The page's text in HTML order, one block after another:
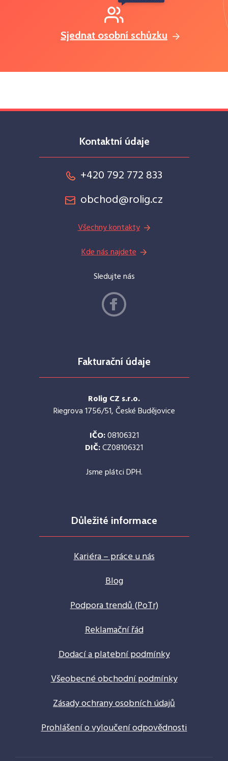
Sjednat osobní schůzku
Kontaktní údaje
+420 792 772 833
obchod@rolig.cz
Všechny kontakty
Kde nás najdete
Sledujte nás
Fakturační údaje
Rolig CZ s.r.o.
Riegrova 1756/51, České Budějovice
IČO:08106321
DIČ:CZ08106321
Jsme plátci DPH.
Důležité informace
Kariéra – práce u nás
Blog
Podpora trendů (PoTr)
Reklamační řád
Dodací a platební podmínky
Všeobecné obchodní podmínky
Zásady ochrany osobních údajů
Prohlášení o vyloučení odpovědnosti